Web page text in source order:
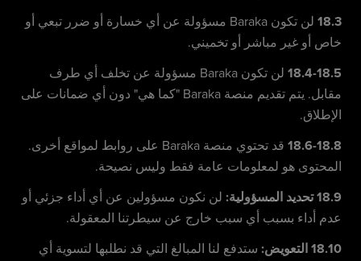
18.3
لن تكون Baraka مسؤولة عن أي خسارة أو ضرر تبعي أو
خاص أو غير مباشر أو تخميني.
18.4-18.5
لن تكون Baraka مسؤولة عن تخلف أي طرف
مقابل. يتم تقديم منصة Baraka "كما هي" دون أي ضمانات على
الإطلاق.
18.6-18.8
قد تحتوي منصة Baraka على روابط لمواقع أخرى.
المحتوى هو لمعلومات عامة فقط وليس نصيحة.
18.9 تحديد المسؤولية:
لن نكون مسؤولين عن أي أداء جزئي أو
عدم أداء بسبب أي سبب خارج عن سيطرتنا المعقولة.
18.10 التعويض:
ستدفع لنا المبالغ التي قد نطلبها لتسوية أي